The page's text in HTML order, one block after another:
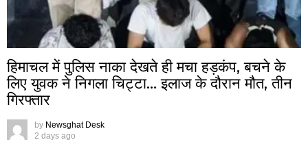
हिमाचल में पुलिस नाका देखते ही मचा हड़कंप, बचने के
लिए युवक ने निगला चिट्टा… इलाज के दौरान मौत, तीन
गिरफ्तार
by Newsghat Desk
2 days ago